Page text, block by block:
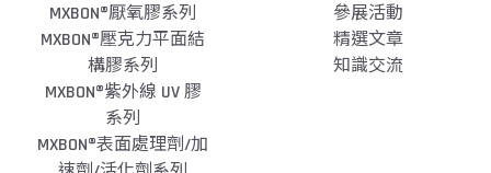
MXBON®厭氧膠系列
MXBON®壓克力平面結
構膠系列
MXBON®紫外線 UV 膠
系列
MXBON®表面處理劑/加
參展活動
精選文章
知識交流